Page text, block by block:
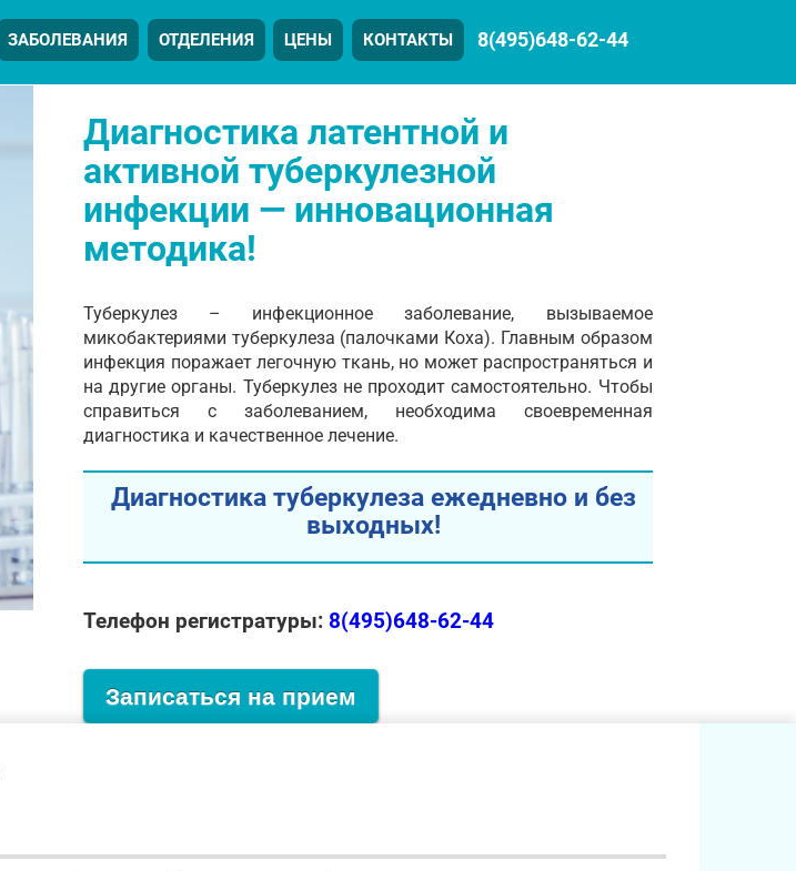
ЗАБОЛЕВАНИЯ ОТДЕЛЕНИЯ ЦЕНЫ КОНТАКТЫ 8(495)648-62-44
Диагностика латентной и
активной туберкулезной
инфекции — инновационная
методика!
Туберкулез – инфекционное заболевание, вызываемое
микобактериями туберкулеза (палочками Коха). Главным образом
инфекция поражает легочную ткань, но может распространяться и
на другие органы. Туберкулез не проходит самостоятельно. Чтобы
справиться с заболеванием, необходима своевременная
диагностика и качественное лечение.
Диагностика туберкулеза ежедневно и без
выходных!
Телефон регистратуры: 8(495)648-62-44
Записаться на прием